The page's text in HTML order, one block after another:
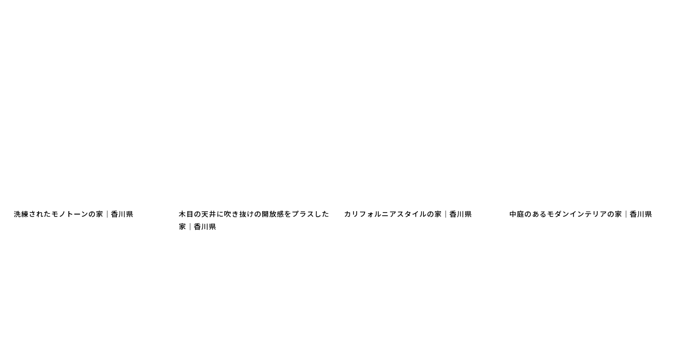
洗練されたモノトーンの家｜香川県
木目の天井に吹き抜けの開放感をプラスした
家｜香川県
カリフォルニアスタイルの家｜香川県 中庭のあるモダンインテリアの家｜香川県